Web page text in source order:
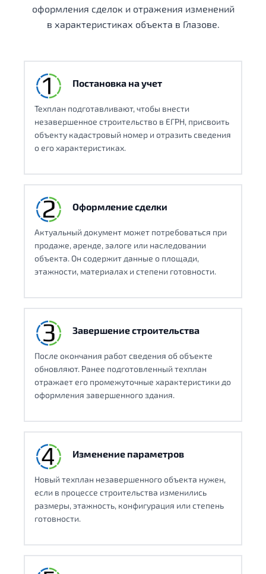
оформления сделок и отражения изменений
в характеристиках объекта в Глазове.
Постановка на учет
Техплан подготавливают, чтобы внести
незавершенное строительство в ЕГРН, присвоить
объекту кадастровый номер и отразить сведения
о его характеристиках.
Оформление сделки
Актуальный документ может потребоваться при
продаже, аренде, залоге или наследовании
объекта. Он содержит данные о площади,
этажности, материалах и степени готовности.
Завершение строительства
После окончания работ сведения об объекте
обновляют. Ранее подготовленный техплан
отражает его промежуточные характеристики до
оформления завершенного здания.
Изменение параметров
Новый техплан незавершенного объекта нужен,
если в процессе строительства изменились
размеры, этажность, конфигурация или степень
готовности.